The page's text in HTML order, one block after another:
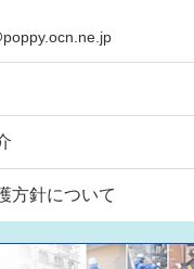
方針について